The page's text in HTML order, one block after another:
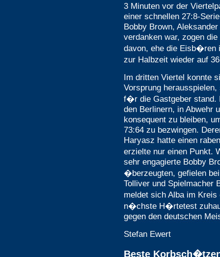
3 Minuten vor der
einer schnellen 27:8-
Bobby Brown,
verdanken war, zogen
davon, ehe die Eisb�ren
zur Halbzeit wieder auf
Im dritten Viertel konnte
Vorsprung
f�r die Gastgeber stand.
den Berlinern, in Abwehr
konsequent zu bleiben,
73:64 zu bezwingen.
Haryasz hatte einen
erzielte nur einen Punkt.
sehr engagierte Bobby
�berzeugten, gefielen
Tolliver und Spielmacher
meldet sich Alba im
n�chste H�rtetest
gegen den deutschen
Stefan Ewert
Beste